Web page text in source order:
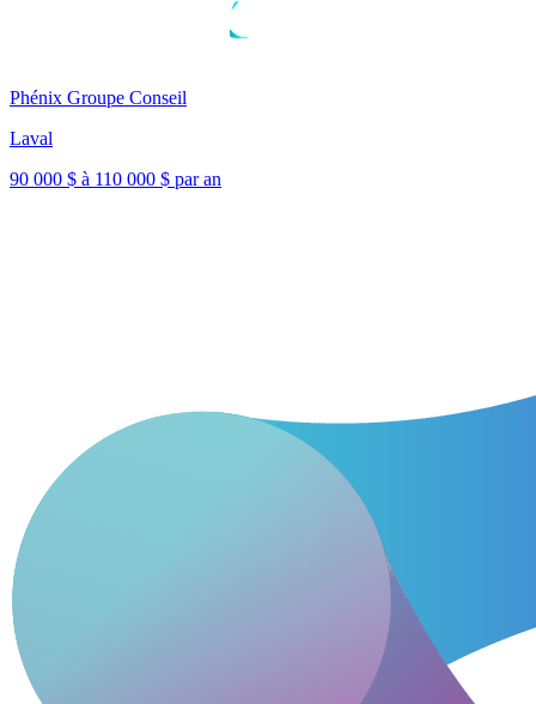
Phénix Groupe Conseil
Laval
90 000 $ à 110 000 $ par an